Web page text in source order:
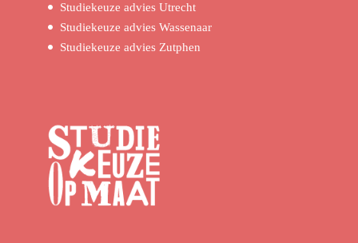
Studiekeuze advies Utrecht
Studiekeuze advies Wassenaar
Studiekeuze advies Zutphen